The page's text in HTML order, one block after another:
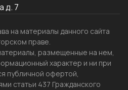
д. 7
на материалы данного сайта
праве.
размещенные на нем,
характер и ни при
публичной офертой,
статьи 437 Гражданского